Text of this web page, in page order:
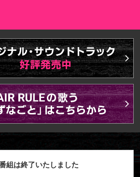
組は終了いたしました